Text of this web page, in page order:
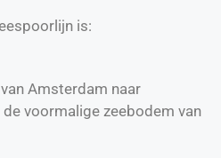
is:
Amsterdam naar
voormalige zeebodem van